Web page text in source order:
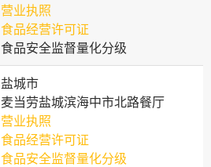
营业执照
食品经营许可证
食品安全监督量化分级
盐城市
麦当劳盐城滨海中市北路餐厅
营业执照
食品经营许可证
食品安全监督量化分级